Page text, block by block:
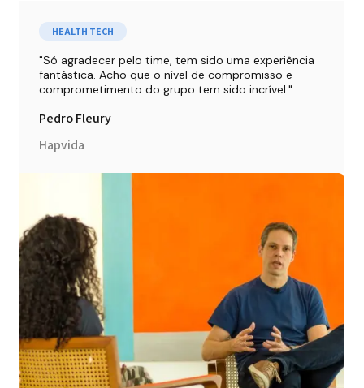
HEALTH TECH
Só agradecer pelo time, tem sido uma experiência
fantástica. Acho que o nível de compromisso e
comprometimento do grupo tem sido incrível.
Pedro Fleury
Hapvida